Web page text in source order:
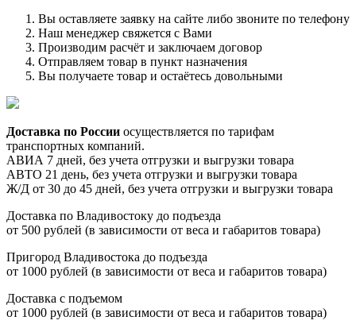
Вы оставляете заявку на сайте либо звоните по телефону
Наш менеджер свяжется с Вами
Производим расчёт и заключаем договор
Отправляем товар в пункт назначения
Вы получаете товар и остаётесь довольными
Доставка по России осуществляется по тарифам
транспортных компаний.
АВИА 7 дней, без учета отгрузки и выгрузки товара
АВТО 21 день, без учета отгрузки и выгрузки товара
Ж/Д от 30 до 45 дней, без учета отгрузки и выгрузки товара
Доставка по Владивостоку до подъезда
от 500 рублей (в зависимости от веса и габаритов товара)
Пригород Владивостока до подъезда
от 1000 рублей (в зависимости от веса и габаритов товара)
Доставка с подъемом
от 1000 рублей (в зависимости от веса и габаритов товара)